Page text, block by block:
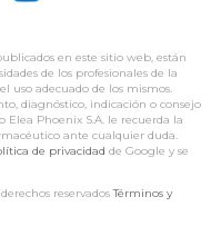
en este sitio web, están
de los profesionales de la
uso adecuado de los mismos.
diagnóstico, indicación o consejo
Phoenix S.A. le recuerda la
ante cualquier duda.
de privacidad de Google y se
reservadosTérminos y